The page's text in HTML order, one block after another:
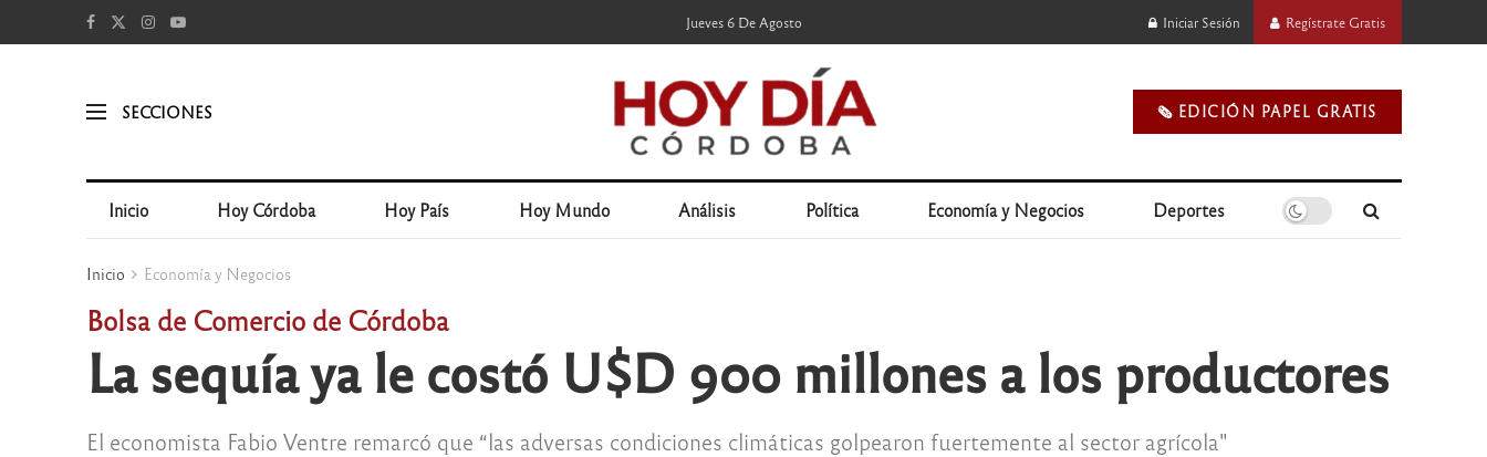
Jueves 6 De Agosto Iniciar Sesión Regístrate Gratis
SECCIONES 🗞️ EDICIÓN PAPEL GRATIS
Inicio Hoy Córdoba Hoy País Hoy Mundo Análisis Política Economía y Negocios Deportes
Inicio Economía y Negocios
Bolsa de Comercio de Córdoba
La sequía ya le costó U$D 900 millones a los productores
El economista Fabio Ventre remarcó que “las adversas condiciones climáticas golpearon fuertemente al sector agrícola"